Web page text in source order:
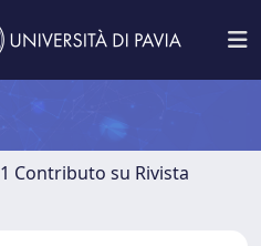
1 Contributo su Rivista